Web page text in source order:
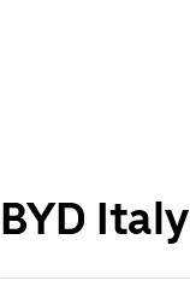
BYD Italy